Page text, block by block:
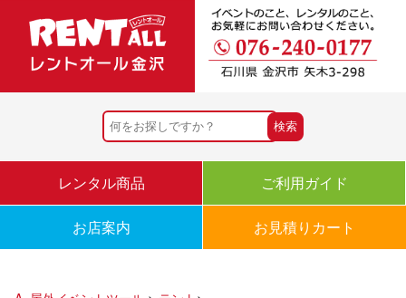
レンタル商品 ご利用ガイド
お店案内 お見積りカート